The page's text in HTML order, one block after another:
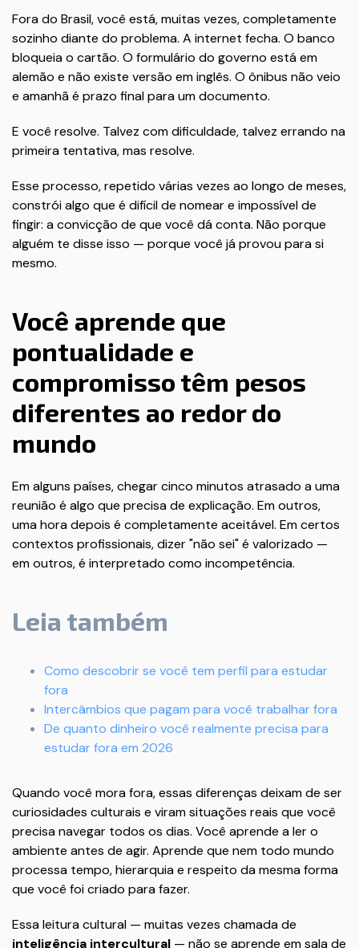
Fora do Brasil, você está, muitas vezes, completamente
sozinho diante do problema. A internet fecha. O banco
bloqueia o cartão. O formulário do governo está em
alemão e não existe versão em inglês. O ônibus não veio
e amanhã é prazo final para um documento.
E você resolve. Talvez com dificuldade, talvez errando na
primeira tentativa, mas resolve.
Esse processo, repetido várias vezes ao longo de meses,
constrói algo que é difícil de nomear e impossível de
fingir: a convicção de que você dá conta. Não porque
alguém te disse isso — porque você já provou para si
mesmo.
Você aprende que
pontualidade e
compromisso têm pesos
diferentes ao redor do
mundo
Em alguns países, chegar cinco minutos atrasado a uma
reunião é algo que precisa de explicação. Em outros,
uma hora depois é completamente aceitável. Em certos
contextos profissionais, dizer "não sei" é valorizado —
em outros, é interpretado como incompetência.
Leia também
Como descobrir se você tem perfil para estudar
fora
Intercâmbios que pagam para você trabalhar fora
De quanto dinheiro você realmente precisa para
estudar fora em 2026
Quando você mora fora, essas diferenças deixam de ser
curiosidades culturais e viram situações reais que você
precisa navegar todos os dias. Você aprende a ler o
ambiente antes de agir. Aprende que nem todo mundo
processa tempo, hierarquia e respeito da mesma forma
que você foi criado para fazer.
Essa leitura cultural — muitas vezes chamada de
inteligência intercultural — não se aprende em sala de